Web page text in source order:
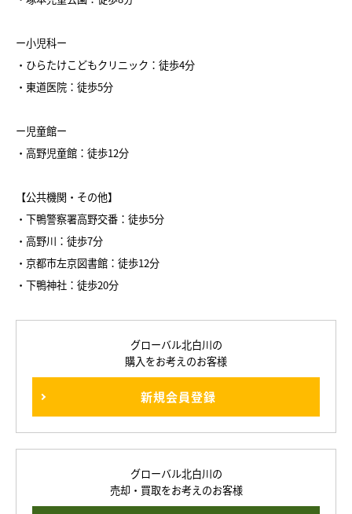
ー小児科ー
・ひらたけこどもクリニック：徒歩4分
・東道医院：徒歩5分
ー児童館ー
・高野児童館：徒歩12分
【公共機関・その他】
・下鴨警察署高野交番：徒歩5分
・高野川：徒歩7分
・京都市左京図書館：徒歩12分
・下鴨神社：徒歩20分
グローバル北白川の
購入をお考えのお客様
新規会員登録
グローバル北白川の
売却・買取をお考えのお客様